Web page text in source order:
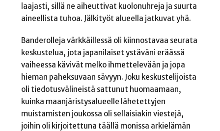
laajasti, sillä ne aiheuttivat kuolonuhreja ja suurta
aineellista tuhoa. Jälkityöt alueella jatkuvat yhä.
Banderolleja värkkäillessä oli kiinnostavaa seurata
keskustelua, jota japanilaiset ystäväni eräässä
vaiheessa kävivät melko ihmettelevään ja jopa
hieman paheksuvaan sävyyn. Joku keskustelijoista
oli tiedotusvälineistä sattunut huomaamaan,
kuinka maanjäristysalueelle lähetettyjen
muistamisten joukossa oli sellaisiakin viestejä,
joihin oli kirjoitettuna täällä monissa arkielämän